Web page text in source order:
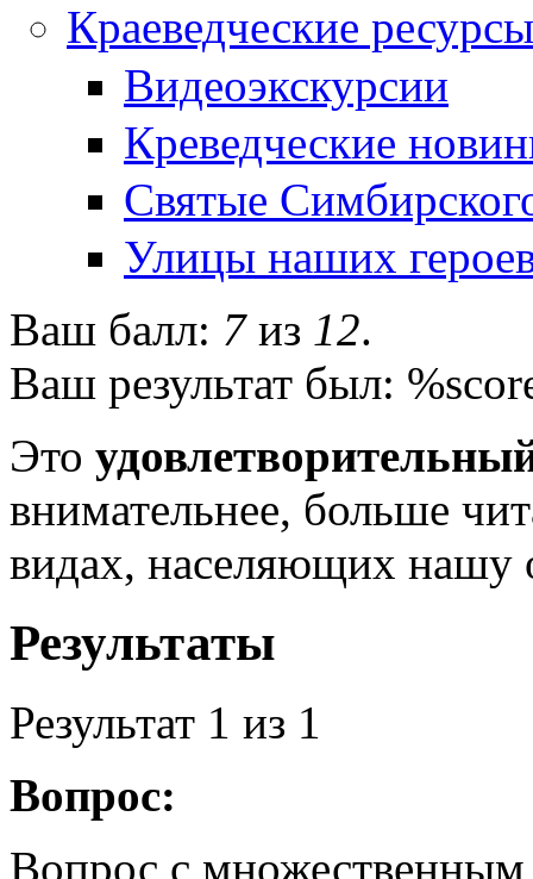
Краеведческие
Видеоэкскурсии
Креведческие
Святые
Улицы наших
Ваш балл: 7из 12.
Ваш результат был:
Это
внимательнее, больше
видах, населяющих нашу
Результаты
Результат 1 из 1
Вопрос:
Вопрос с